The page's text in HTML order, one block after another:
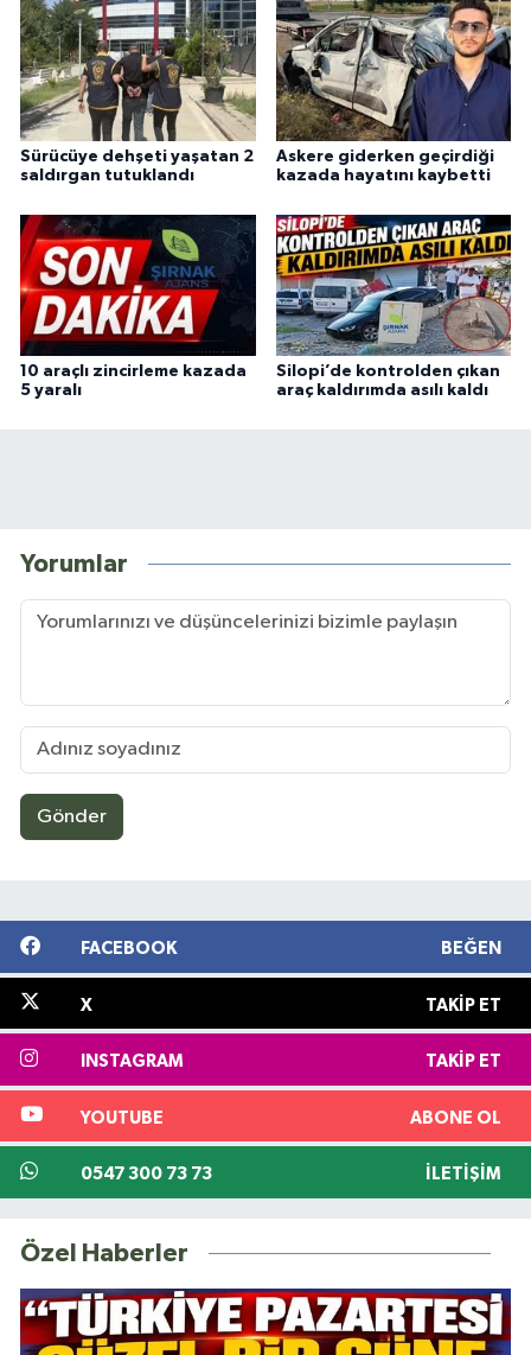
Sürücüye dehşeti yaşatan 2
saldırgan tutuklandı
Askere giderken geçirdiği
kazada hayatını kaybetti
10 araçlı zincirleme kazada
5 yaralı
Silopi’de kontrolden çıkan
araç kaldırımda asılı kaldı
Yorumlar
Gönder
FACEBOOK BEĞEN
X TAKIP ET
INSTAGRAM TAKIP ET
YOUTUBE ABONE OL
0547 300 73 73 İLETIŞIM
Özel Haberler